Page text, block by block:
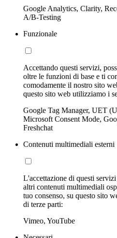
Google Analytics, Clarity,
A/B-Testing
Funzionale
Accettando questi servizi,
oltre le funzioni di base e ti
comodamente il nostro sito
questo sito web utilizziamo i
Google Tag Manager, UET
Microsoft Consent Mode,
Freshchat
Contenuti multimediali esterni
L'accettazione di questi
altri contenuti multimediali
tuo consenso, su questo sito
di terze parti:
Vimeo, YouTube